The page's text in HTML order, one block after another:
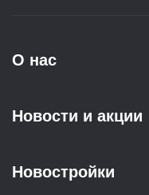
О нас
Новости и акции
Новостройки